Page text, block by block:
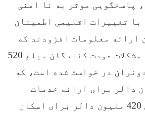
پاسخگویی موثر به نا امنی
با تغییرات اقلیمی اطمینان
ارائه معلومات افزودند که
برای رسیدگی به مشکلات عودت کنندگان مبلغ 520
در خواست شده است، که
دالر برای ارائه خدمات
اولیه و متباقی 420 ملیون دالر برای اسکان